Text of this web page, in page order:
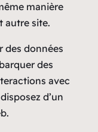
manière
autre site.
des données
des
avec
d’un